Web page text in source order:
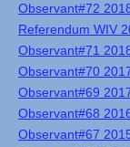
Observant#72
Referendum WIV
Observant#71
Observant#70
Observant#69
Observant#68
Observant#67